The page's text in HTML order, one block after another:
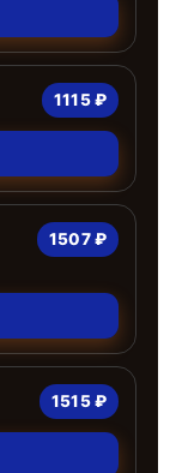
1115 ₽
1507 ₽
1515 ₽